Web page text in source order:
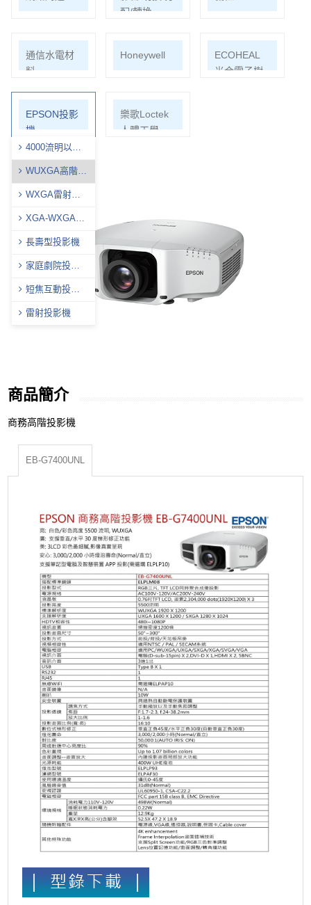
配/轉換
通信水電材
料
Honeywell
ECOHEAL
光合電子樹
EPSON投影
機
4000流明以下
商用投影機
WUXGA高階投
影機
WXGA雷射投
XGA-WXGA投
長壽型投影機
家庭劇院投影
短焦互動投影
雷射投影機
樂歌Loctek
人體工學
商品簡介
商務高階投影機
EB-G7400UNL